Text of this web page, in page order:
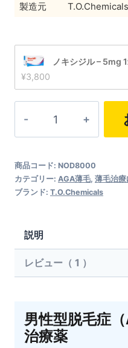
製造元
T.O.Chemicals
ノキシジル – 5mg
¥3,800
ジ
ル
商品コード: NOD8000
カテゴリー: AGA薄毛, 薄毛治療
ブランド: T.O.Chemicals
説明
レビュー（ 1 ）
男性型脱毛症
治療薬